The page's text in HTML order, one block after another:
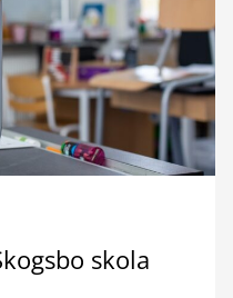
skola